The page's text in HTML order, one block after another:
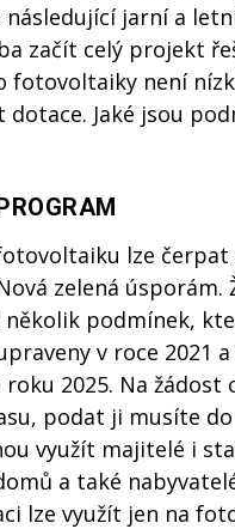
následující jarní a
začít celý projekt
fotovoltaiky není
dotace. Jaké jsou
lze
zelená úsporám.
podmínek,
v roce 2021
2025. Na žádost
podat ji musíte do
využít majitelé i
a také
lze využít jen na